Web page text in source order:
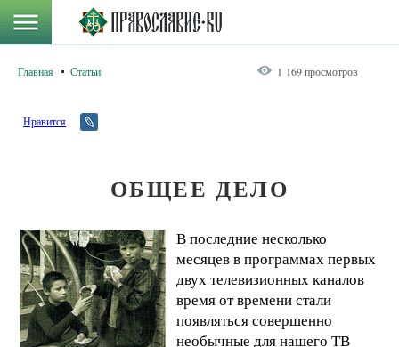
Главная Статьи 1 169 просмотров
Нравится
ОБЩЕЕ ДЕЛО
В последние несколько
месяцев в программах первых
двух телевизионных каналов
время от времени стали
появляться совершенно
необычные для нашего ТВ